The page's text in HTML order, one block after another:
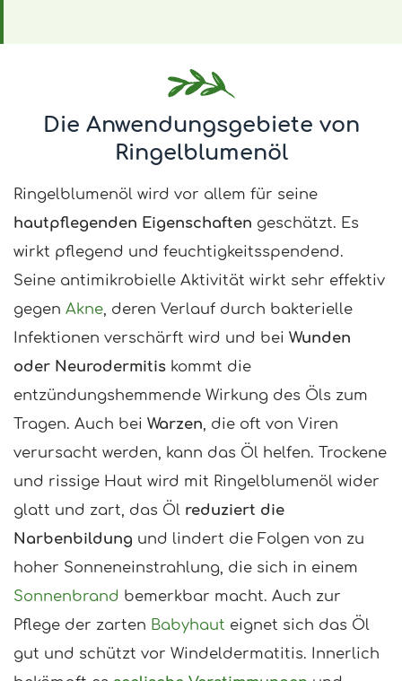
Die Anwendungsgebiete von
Ringelblumenöl
Ringelblumenöl wird vor allem für seine
hautpflegenden Eigenschaften geschätzt. Es
wirkt pflegend und feuchtigkeitsspendend.
Seine antimikrobielle Aktivität wirkt sehr effektiv
gegen Akne, deren Verlauf durch bakterielle
Infektionen verschärft wird und bei Wunden
oder Neurodermitis kommt die
entzündungshemmende Wirkung des Öls zum
Tragen. Auch bei Warzen, die oft von Viren
verursacht werden, kann das Öl helfen. Trockene
und rissige Haut wird mit Ringelblumenöl wider
glatt und zart, das Öl reduziert die
Narbenbildung und lindert die Folgen von zu
hoher Sonneneinstrahlung, die sich in einem
Sonnenbrand bemerkbar macht. Auch zur
Pflege der zarten Babyhaut eignet sich das Öl
gut und schützt vor Windeldermatitis. Innerlich